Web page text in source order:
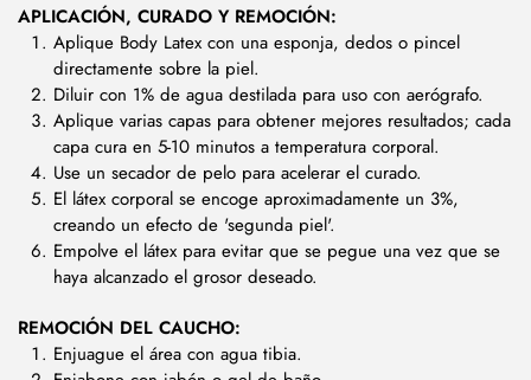
APLICACIÓN, CURADO Y REMOCIÓN:
Aplique Body Latex con una esponja, dedos o pincel
directamente sobre la piel.
Diluir con 1% de agua destilada para uso con aerógrafo.
Aplique varias capas para obtener mejores resultados; cada
capa cura en 5-10 minutos a temperatura corporal.
Use un secador de pelo para acelerar el curado.
El látex corporal se encoge aproximadamente un 3%,
creando un efecto de 'segunda piel'.
Empolve el látex para evitar que se pegue una vez que se
haya alcanzado el grosor deseado.
REMOCIÓN DEL CAUCHO:
Enjuague el área con agua tibia.